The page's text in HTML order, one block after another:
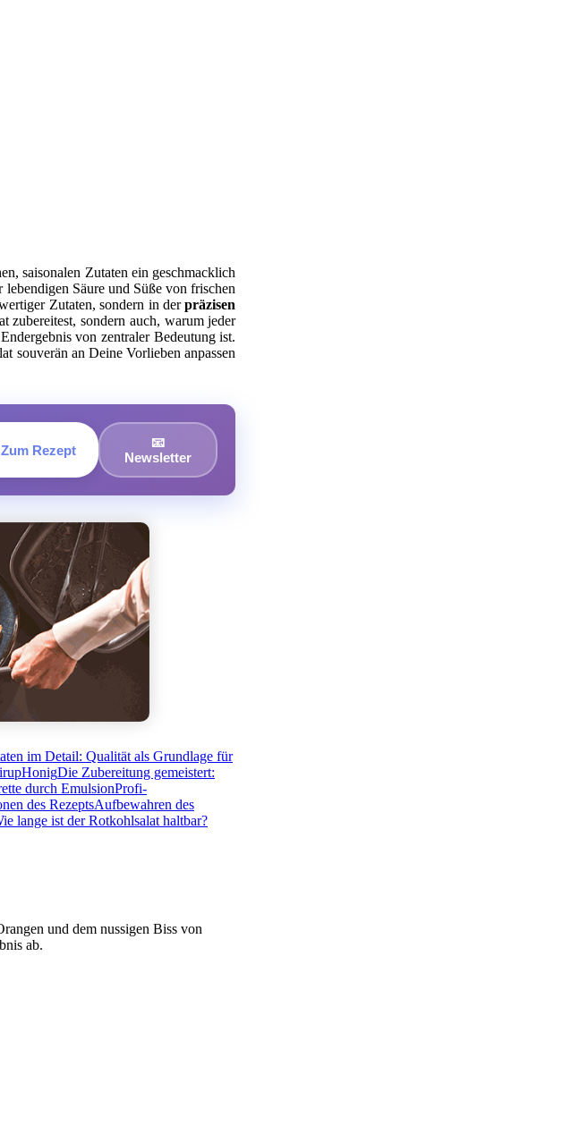
saisonalen Zutaten ein geschmacklich
Säure und Süße von frischen
Zutaten, sondern in derpräzisen
zubereitest, sondern auch, warum jeder
von zentraler Bedeutung ist.
souverän an Deine Vorlieben anpassen
Zum Rezept
📧
Newsletter
im Detail: Qualität als Grundlage für
HonigDie Zubereitung gemeistert:
durch EmulsionProfi-
des RezeptsAufbewahren des
lange ist der Rotkohlsalat haltbar?
und dem nussigen Biss von
ab.